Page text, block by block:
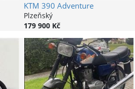
KTM 390 Adventure
Plzeňský
179 900 Kč